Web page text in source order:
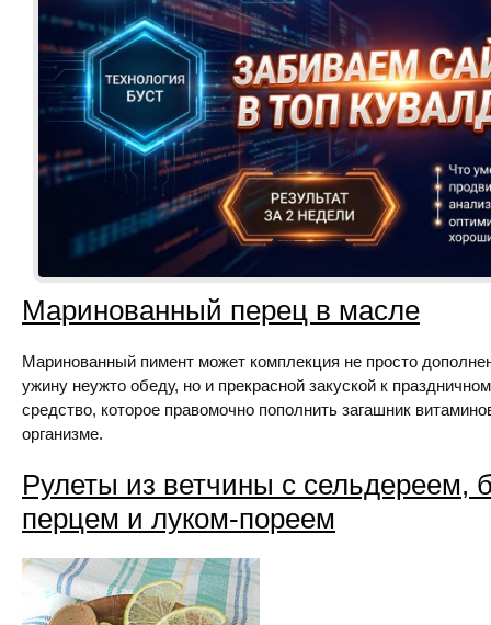
Маринованный перец в масле
Маринованный пимент может комплекция не просто
ужину неужто обеду, но и прекрасной закуской к
средство, которое правомочно пополнить загашник
организме.
Рулеты из ветчины с сельдереем,
перцем и луком-пореем